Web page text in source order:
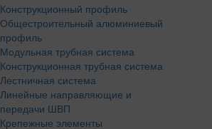
Конструкционный профиль
Общестроительный алюминиевый
профиль
Модульная трубная система
Конструкционная трубная система
Лестничная система
Линейные направляющие и
передачи ШВП
Крепежные элементы